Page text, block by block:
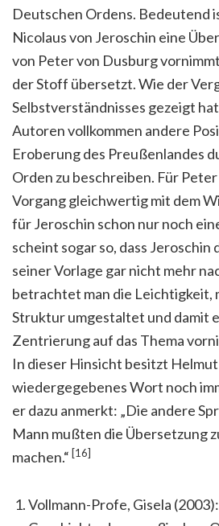
Deutschen Ordens. Bedeutend
Nicolaus von Jeroschin eine
von Peter von Dusburg
der Stoff übersetzt. Wie der
Selbstverständnisses gezeigt
Autoren vollkommen andere
Eroberung des Preußenlandes
Orden zu beschreiben. Für
Vorgang gleichwertig mit dem
für Jeroschin schon nur noch
scheint sogar so, dass
seiner Vorlage gar nicht mehr
betrachtet man die Leichtigkeit,
Struktur umgestaltet und damit
Zentrierung auf das Thema
In dieser Hinsicht besitzt
wiedergegebenes Wort noch
er dazu anmerkt: „Die andere
Mann mußten die Übersetzung
machen.“ [16]
Vollmann-Profe, Gisela